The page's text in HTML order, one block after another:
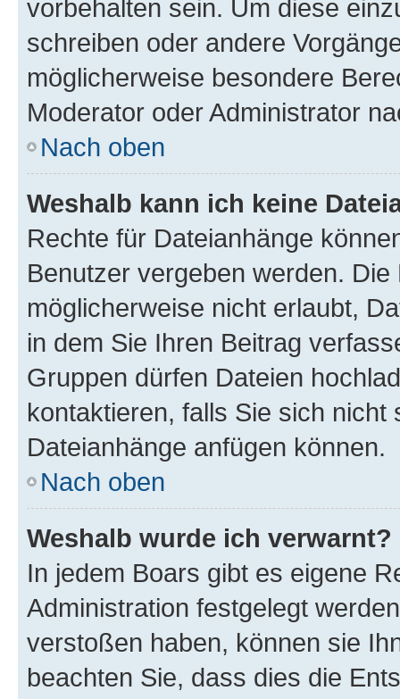
vorbehalten sein. Um diese
schreiben oder andere
möglicherweise besondere
Moderator oder Administrator
Nach oben
Weshalb kann ich keine
Rechte für Dateianhänge
Benutzer vergeben werden.
möglicherweise nicht erlaubt,
in dem Sie Ihren Beitrag
Gruppen dürfen Dateien
kontaktieren, falls Sie sich
Dateianhänge anfügen können.
Nach oben
Weshalb wurde ich verwarnt?
In jedem Boars gibt es eigene
Administration festgelegt
verstoßen haben, können sie
beachten Sie, dass dies die